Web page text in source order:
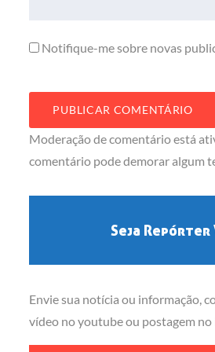
Notifique-me sobre novas
Moderação de comentário está
comentário pode demorar algum
Seja Repórter
Envie sua notícia ou informação,
vídeo no youtube ou postagem